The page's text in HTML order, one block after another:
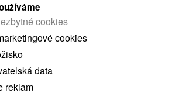
Chopok
cookies
cookies
data
reklam